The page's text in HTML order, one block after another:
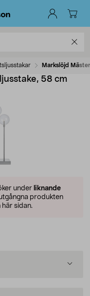
Markslöjd
58 cm
under liknande
produkten
här sidan.